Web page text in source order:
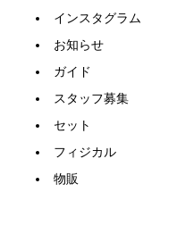
インスタグラム
お知らせ
ガイド
スタッフ募集
セット
フィジカル
物販